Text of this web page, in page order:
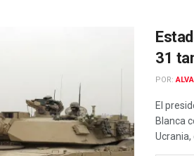
31
POR:
El
Blanca
Ucrania,